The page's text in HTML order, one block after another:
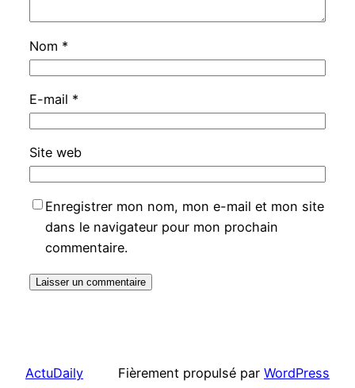
Nom *
E-mail *
Site web
Enregistrer mon nom, mon e-mail et mon site
dans le navigateur pour mon prochain
commentaire.
ActuDaily Fièrement propulsé par WordPress